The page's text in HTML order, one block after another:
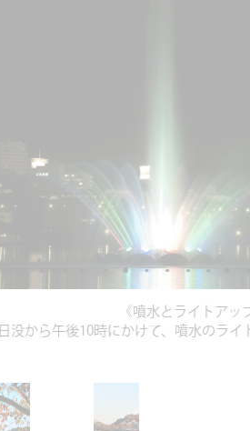
《噴水とライトアッ
日没から午後10時にかけて、噴水のラ